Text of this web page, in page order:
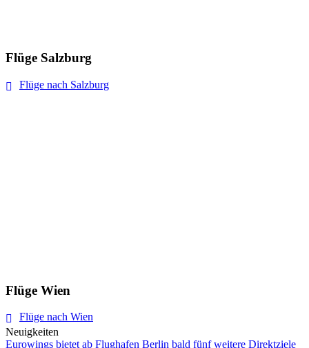
Flüge Salzburg
Flüge nach Salzburg
Flüge Wien
Flüge nach Wien
Neuigkeiten
Eurowings bietet ab Flughafen Berlin bald fünf weitere Direktziele